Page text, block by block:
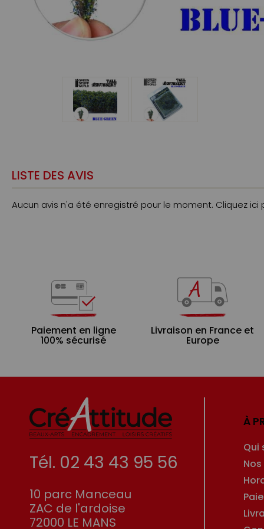
LISTE DES AVIS
Aucun avis n'a été enregistré pour le moment. Cliquez ici
Paiement en ligne
100% sécurisé
Livraison en France et
Europe
Tél. 02 43 43 95 56
10 parc Manceau
ZAC de l'ardoise
72000 LE MANS
À
Qui